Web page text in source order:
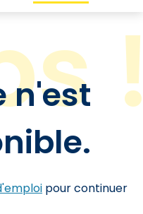
n'est
pour continuer